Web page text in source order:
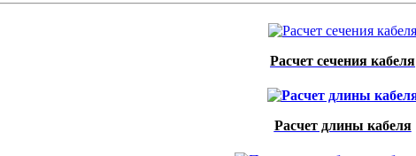
Расчет сечения кабеля
Расчет длины кабеля